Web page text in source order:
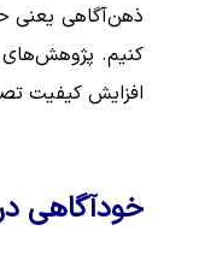
ذهن‌آگاهی یعنی
کنیم. پژوهش‌های
افزایش کیفیت
خودآگاهی